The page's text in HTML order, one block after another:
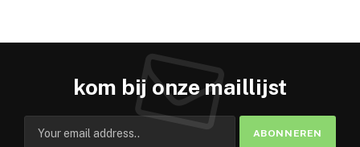
kom bij onze maillijst